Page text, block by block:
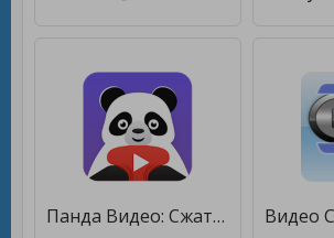
Панда Видео: Сжатие видео файлов [Unlocked]